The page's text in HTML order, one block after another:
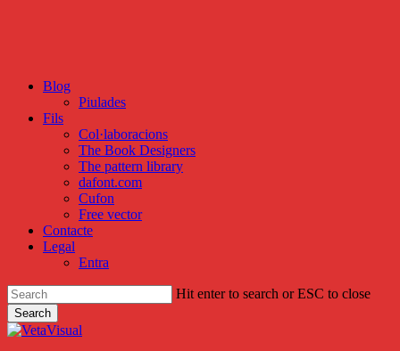
Blog
Piulades
Fils
Col·laboracions
The Book Designers
The pattern library
dafont.com
Cufon
Free vector
Contacte
Legal
Entra
Hit enter to search or ESC to close
Search
Close